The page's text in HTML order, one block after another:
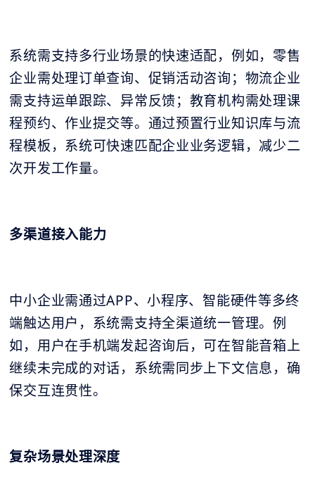
系统需支持多行业场景的快速适配，例如，零售
企业需处理订单查询、促销活动咨询；物流企业
需支持运单跟踪、异常反馈；教育机构需处理课
程预约、作业提交等。通过预置行业知识库与流
程模板，系统可快速匹配企业业务逻辑，减少二
次开发工作量。
多渠道接入能力
中小企业需通过APP、小程序、智能硬件等多终
端触达用户，系统需支持全渠道统一管理。例
如，用户在手机端发起咨询后，可在智能音箱上
继续未完成的对话，系统需同步上下文信息，确
保交互连贯性。
复杂场景处理深度